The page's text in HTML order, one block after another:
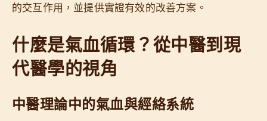
的交互作用，並提供實證有效的改善方案。
什麼是氣血循環？從中醫到現
代醫學的視角
中醫理論中的氣血與經絡系統